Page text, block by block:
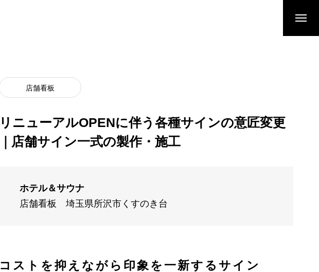
店舗看板
リニューアルOPENに伴う各種サインの意匠変更
｜店舗サイン一式の製作・施工
ホテル＆サウナ
店舗看板
埼玉県所沢市くすのき台
コストを抑えながら印象を一新するサイン